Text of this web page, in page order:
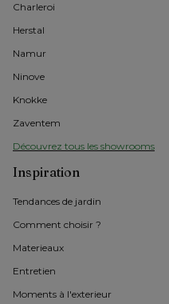
Charleroi
Herstal
Namur
Ninove
Knokke
Zaventem
Découvrez tous les showrooms
Inspiration
Tendances de jardin
Comment choisir ?
Materieaux
Entretien
Moments à l'exterieur